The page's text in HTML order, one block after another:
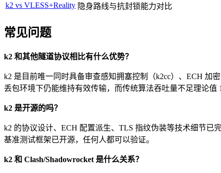
k2 vs VLESS+Reality 隐身路线与抗封锁能力对比
常见问题
k2 和其他隧道协议相比有什么优势？
k2 是目前唯一同时具备审查感知拥塞控制（k2cc）、ECH 加
丢包环境下仍能维持有效传输，而传统算法吞吐量不足理论值
k2 是开源的吗？
k2 的协议设计、ECH 配置派生、TLS 指纹伪装等技术细节已
基准测试框架已开源，任何人都可以验证。
k2 和 Clash/Shadowrocket 是什么关系？